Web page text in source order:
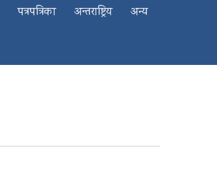
पत्रपत्रिका अन्तराष्ट्रिय अन्य